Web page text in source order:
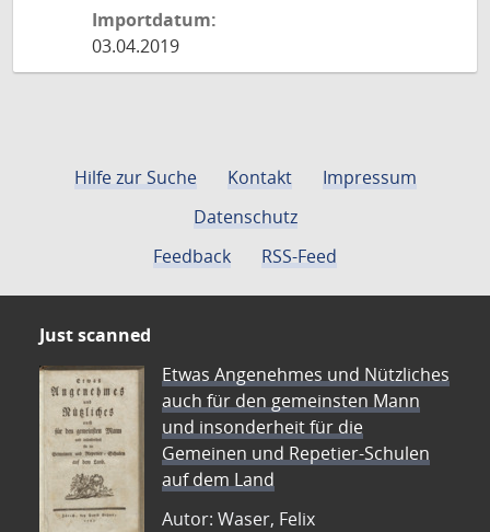
Importdatum:
03.04.2019
Hilfe zur Suche Kontakt
Impressum
Datenschutz
Feedback
RSS-Feed
Just scanned
Etwas Angenehmes und Nützliches
auch für den gemeinsten Mann
und insonderheit für die
Gemeinen und Repetier-Schulen
auf dem Land
Autor: Waser, Felix